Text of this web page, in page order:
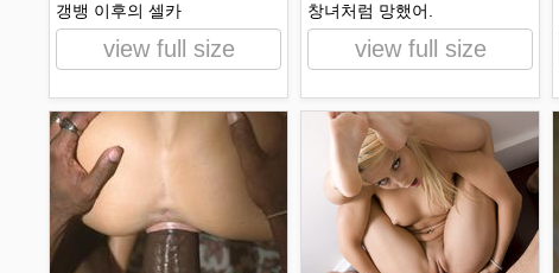
갱뱅 이후의 셀카
view full size
창녀처럼 망했어.
view full size